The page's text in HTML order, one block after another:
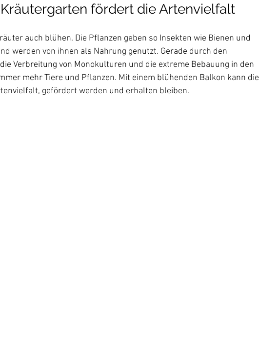
fördert die Artenvielfalt
auch blühen. Die Pflanzen geben so Insekten wie Bienen und
werden von ihnen als Nahrung genutzt. Gerade durch den
Verbreitung von Monokulturen und die extreme Bebauung in den
mehr Tiere und Pflanzen. Mit einem blühenden Balkon kann die
gefördert werden und erhalten bleiben.